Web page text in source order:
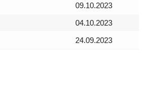
09.10.2023
04.10.2023
24.09.2023